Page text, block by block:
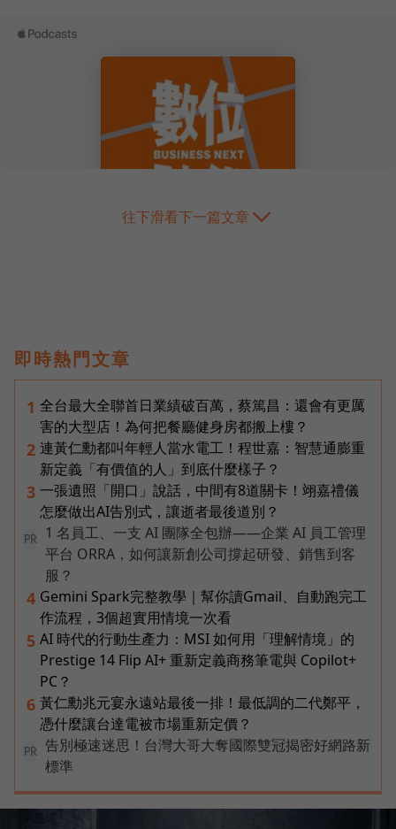
往下滑看下一篇文章
即時熱門文章
1 全台最大全聯首日業績破百萬，蔡篤昌：還會有更厲
害的大型店！為何把餐廳健身房都搬上樓？
2 連黃仁勳都叫年輕人當水電工！程世嘉：智慧通膨重
新定義「有價值的人」到底什麼樣子？
3 一張遺照「開口」說話，中間有8道關卡！翊嘉禮儀
怎麼做出AI告別式，讓逝者最後道別？
PR
1 名員工、一支 AI 團隊全包辦——企業 AI 員工管理
平台 ORRA，如何讓新創公司撐起研發、銷售到客
服？
4 Gemini Spark完整教學｜幫你讀Gmail、自動跑完工
作流程，3個超實用情境一次看
5 AI 時代的行動生產力：MSI 如何用「理解情境」的
Prestige 14 Flip AI+ 重新定義商務筆電與 Copilot+
PC？
6 黃仁勳兆元宴永遠站最後一排！最低調的二代鄭平，
憑什麼讓台達電被市場重新定價？
PR
告別極速迷思！台灣大哥大奪國際雙冠揭密好網路新
標準